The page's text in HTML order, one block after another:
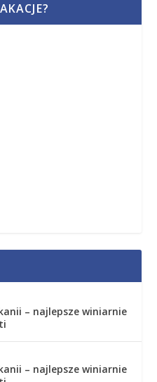
– najlepsze winiarnie
– najlepsze winiarnie